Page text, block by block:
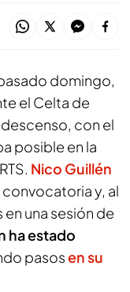
domingo,
el Celta de
con el
posible en la
Nico Guillén
convocatoria y, al
una sesión de
ha estado
pasosen su